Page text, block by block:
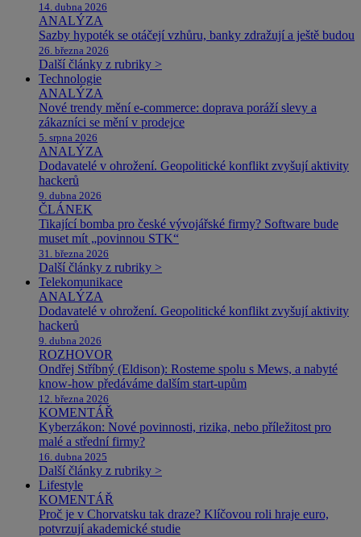
14. dubna 2026
ANALÝZA
Sazby hypoték se otáčejí vzhůru, banky zdražují a ještě budou
26. března 2026
Další články z rubriky >
Technologie
ANALÝZA
Nové trendy mění e-commerce: doprava poráží slevy a
zákazníci se mění v prodejce
5. srpna 2026
ANALÝZA
Dodavatelé v ohrožení. Geopolitické konflikt zvyšují aktivity
hackerů
9. dubna 2026
ČLÁNEK
Tikající bomba pro české vývojářské firmy? Software bude
muset mít „povinnou STK“
31. března 2026
Další články z rubriky >
Telekomunikace
ANALÝZA
Dodavatelé v ohrožení. Geopolitické konflikt zvyšují aktivity
hackerů
9. dubna 2026
ROZHOVOR
Ondřej Stříbný (Eldison): Rosteme spolu s Mews, a nabyté
know-how předáváme dalším start-upům
12. března 2026
KOMENTÁŘ
Kyberzákon: Nové povinnosti, rizika, nebo příležitost pro
malé a střední firmy?
16. dubna 2025
Další články z rubriky >
Lifestyle
KOMENTÁŘ
Proč je v Chorvatsku tak draze? Klíčovou roli hraje euro,
potvrzují akademické studie